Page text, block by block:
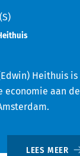
Heithuis is
economie aan de
LEES MEER